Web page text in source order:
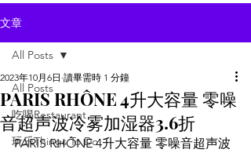
文章
All Posts
吃喝Restaurant
玩乐Things To Do
All Posts
PARIS RHÔNE 4升大容量 零噪
音超声波冷雾加湿器3.6折
2023年10月6日 讀畢需時 1 分鐘
PARIS RHÔNE 4升大容量 零噪音超声波